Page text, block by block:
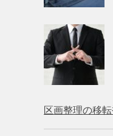
区画整理の移